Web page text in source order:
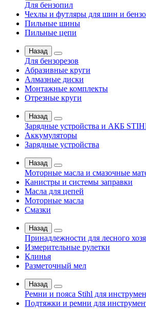
Для бензопил
Чехлы и футляры для шин и
Пильные шины
Пильные цепи
Назад
Для бензорезов
Абразивные круги
Алмазные диски
Монтажные комплекты
Отрезные круги
Назад
Зарядные устройства и АКБ
Аккумуляторы
Зарядные устройства
Назад
Моторные масла и смазочные
Канистры и системы заправки
Масла для цепей
Моторные масла
Смазки
Назад
Принадлежности для лесного
Измерительные рулетки
Клинья
Разметочный мел
Назад
Ремни и пояса Stihl для
Подтяжки и ремни для